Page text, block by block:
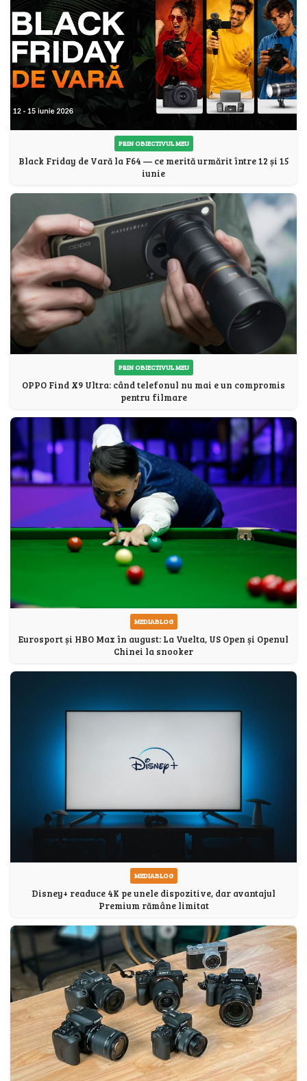
PRIN OBIECTIVUL MEU
Black Friday de Vară la F64 — ce merită urmărit între 12 și 15
iunie
PRIN OBIECTIVUL MEU
OPPO Find X9 Ultra: când telefonul nu mai e un compromis
pentru filmare
MEDIABLOG
Eurosport și HBO Max în august: La Vuelta, US Open și Openul
Chinei la snooker
MEDIABLOG
Disney+ readuce 4K pe unele dispozitive, dar avantajul
Premium rămâne limitat